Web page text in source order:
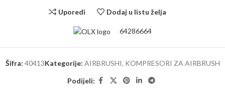
Uporedi Dodaj u listu želja
64286664
Šifra: 40413Kategorije: AIRBRUSHI, KOMPRESORI ZA AIRBRUSH
Podijeli: